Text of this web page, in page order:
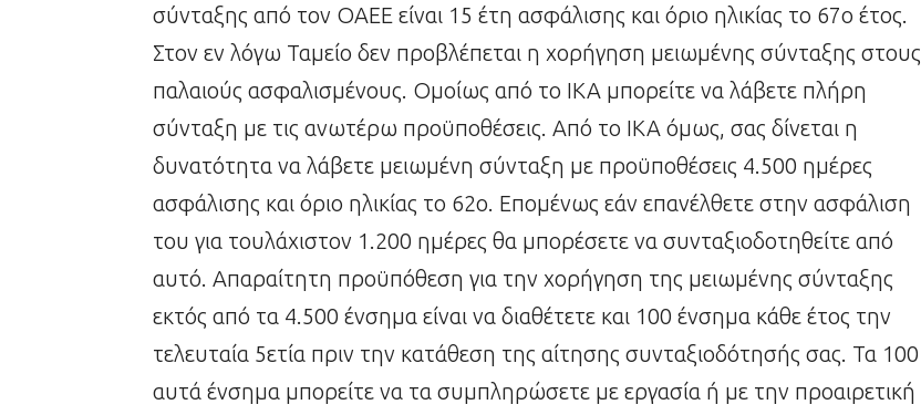
σύνταξης από τον ΟΑΕΕ είναι 15 έτη ασφάλισης και όριο ηλικίας το 67ο έτος.
Στον εν λόγω Ταμείο δεν προβλέπεται η χορήγηση μειωμένης σύνταξης στους
παλαιούς ασφαλισμένους. Ομοίως από το ΙΚΑ μπορείτε να λάβετε πλήρη
σύνταξη με τις ανωτέρω προϋποθέσεις. Από το ΙΚΑ όμως, σας δίνεται η
δυνατότητα να λάβετε μειωμένη σύνταξη με προϋποθέσεις 4.500 ημέρες
ασφάλισης και όριο ηλικίας το 62ο. Επομένως εάν επανέλθετε στην ασφάλιση
του για τουλάχιστον 1.200 ημέρες θα μπορέσετε να συνταξιοδοτηθείτε από
αυτό. Απαραίτητη προϋπόθεση για την χορήγηση της μειωμένης σύνταξης
εκτός από τα 4.500 ένσημα είναι να διαθέτετε και 100 ένσημα κάθε έτος την
τελευταία 5ετία πριν την κατάθεση της αίτησης συνταξιοδότησής σας. Τα 100
αυτά ένσημα μπορείτε να τα συμπληρώσετε με εργασία ή με την προαιρετική